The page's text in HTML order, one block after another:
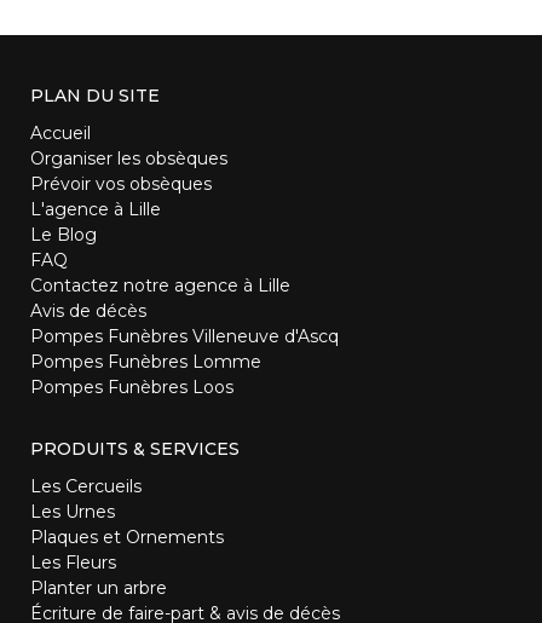
PLAN DU SITE
Accueil
Organiser les obsèques
Prévoir vos obsèques
L'agence à Lille
Le Blog
FAQ
Contactez notre agence à Lille
Avis de décès
Pompes Funèbres Villeneuve d'Ascq
Pompes Funèbres Lomme
Pompes Funèbres Loos
PRODUITS & SERVICES
Les Cercueils
Les Urnes
Plaques et Ornements
Les Fleurs
Planter un arbre
Écriture de faire-part & avis de décès